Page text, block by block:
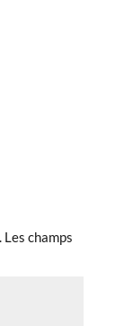
Les champs